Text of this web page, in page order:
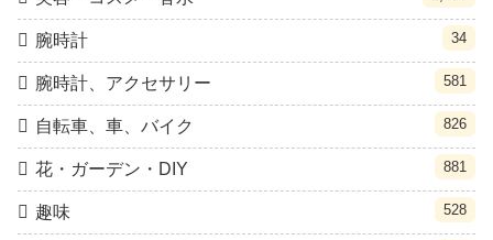
腕時計 34
腕時計、アクセサリー 581
自転車、車、バイク 826
花・ガーデン・DIY 881
趣味 528